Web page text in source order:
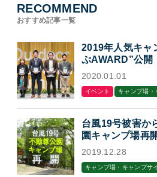
RECOMMEND
おすすめ記事一覧
2019年人気キャ
ぷAWARD”公開
2020.01.01
イベント キャンプ場・
台風19号被害か
園キャンプ場再
2019.12.28
キャンプ場・キャンプサ